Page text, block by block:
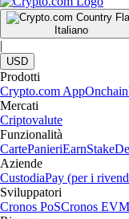
Italiano
|
USD
Prodotti
Crypto.com AppOnchain
Mercati
Criptovalute
Funzionalità
CartePanieriEarnStake
Aziende
CustodiaPay (per i
Sviluppatori
Cronos PoSCronos EVM